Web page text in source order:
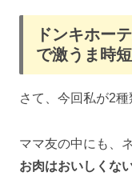
ドンキホー
で激うま時短
さて、今回私が2種
ママ友の中にも、
お肉はおいしくな